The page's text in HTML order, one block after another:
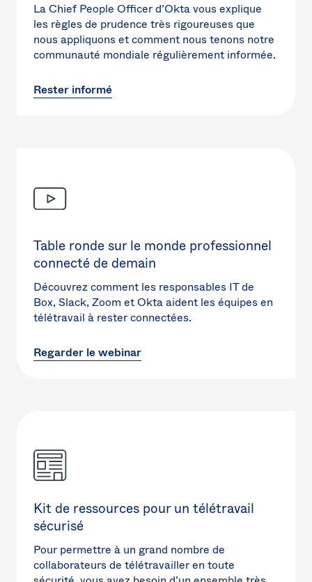
La Chief People Officer d’Okta vous explique
les règles de prudence très rigoureuses que
nous appliquons et comment nous tenons notre
communauté mondiale régulièrement informée.
Rester informé
Table ronde sur le monde professionnel
connecté de demain
Découvrez comment les responsables IT de
Box, Slack, Zoom et Okta aident les équipes en
télétravail à rester connectées.
Regarder le webinar
Kit de ressources pour un télétravail
sécurisé
Pour permettre à un grand nombre de
collaborateurs de télétravailler en toute